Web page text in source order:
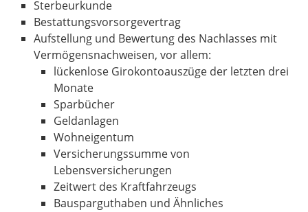
Sterbeurkunde
Bestattungsvorsorgevertrag
Aufstellung und Bewertung des Nachlasses mit
Vermögensnachweisen, vor allem:
lückenlose Girokontoauszüge der letzten drei
Monate
Sparbücher
Geldanlagen
Wohneigentum
Versicherungssumme von
Lebensversicherungen
Zeitwert des Kraftfahrzeugs
Bausparguthaben und Ähnliches